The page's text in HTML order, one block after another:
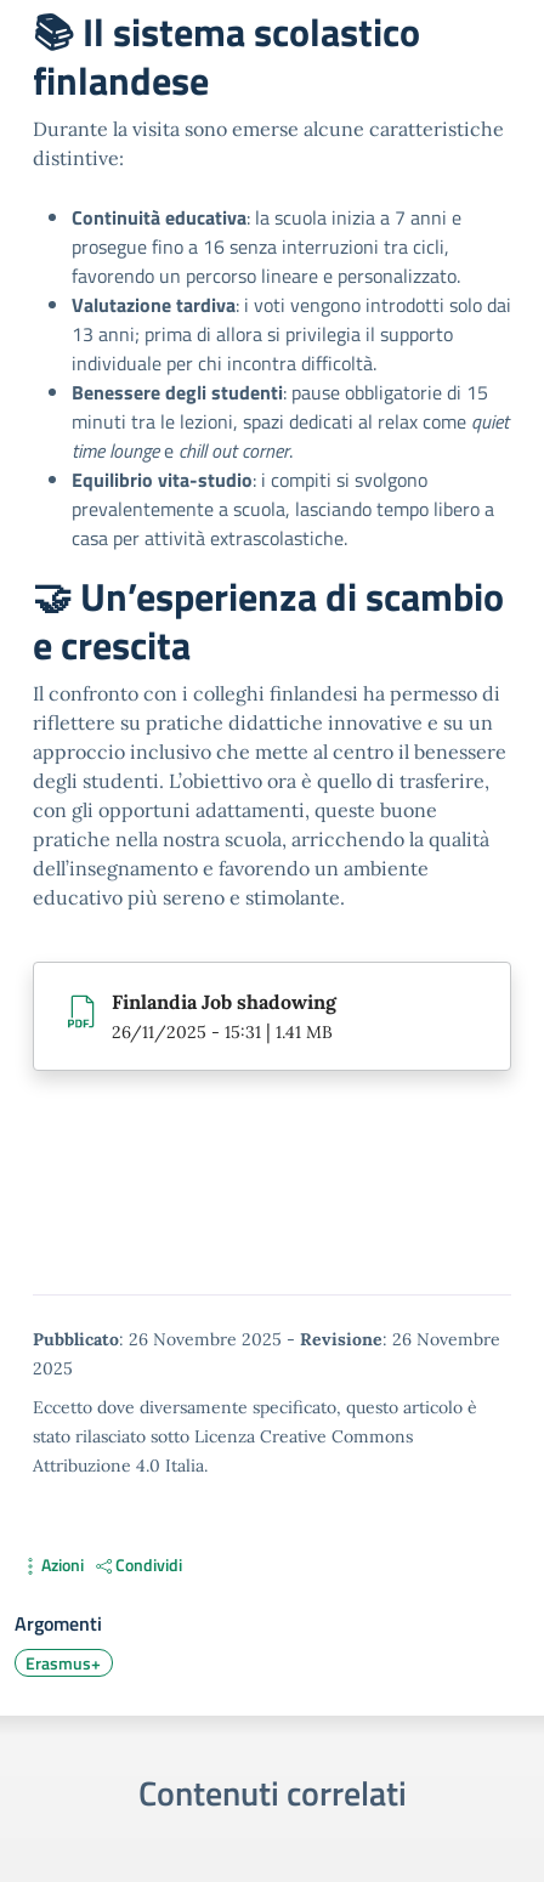
📚 Il sistema scolastico
finlandese
Durante la visita sono emerse alcune caratteristiche
distintive:
Continuità educativa: la scuola inizia a 7 anni e
prosegue fino a 16 senza interruzioni tra cicli,
favorendo un percorso lineare e personalizzato.
Valutazione tardiva: i voti vengono introdotti solo dai
13 anni; prima di allora si privilegia il supporto
individuale per chi incontra difficoltà.
Benessere degli studenti: pause obbligatorie di 15
minuti tra le lezioni, spazi dedicati al relax come quiet
time loungee chill out corner.
Equilibrio vita-studio: i compiti si svolgono
prevalentemente a scuola, lasciando tempo libero a
casa per attività extrascolastiche.
🤝 Un’esperienza di scambio
e crescita
Il confronto con i colleghi finlandesi ha permesso di
riflettere su pratiche didattiche innovative e su un
approccio inclusivo che mette al centro il benessere
degli studenti. L’obiettivo ora è quello di trasferire,
con gli opportuni adattamenti, queste buone
pratiche nella nostra scuola, arricchendo la qualità
dell’insegnamento e favorendo un ambiente
educativo più sereno e stimolante.
Finlandia Job shadowing
26/11/2025 - 15:31 | 1.41 MB
Metadata
Pubblicato: 26 Novembre 2025 - Revisione: 26 Novembre
2025
Eccetto dove diversamente specificato, questo articolo è
stato rilasciato sotto Licenza Creative Commons
Attribuzione 4.0 Italia.
Azioni Condividi
Argomenti
Erasmus+
Contenuti correlati